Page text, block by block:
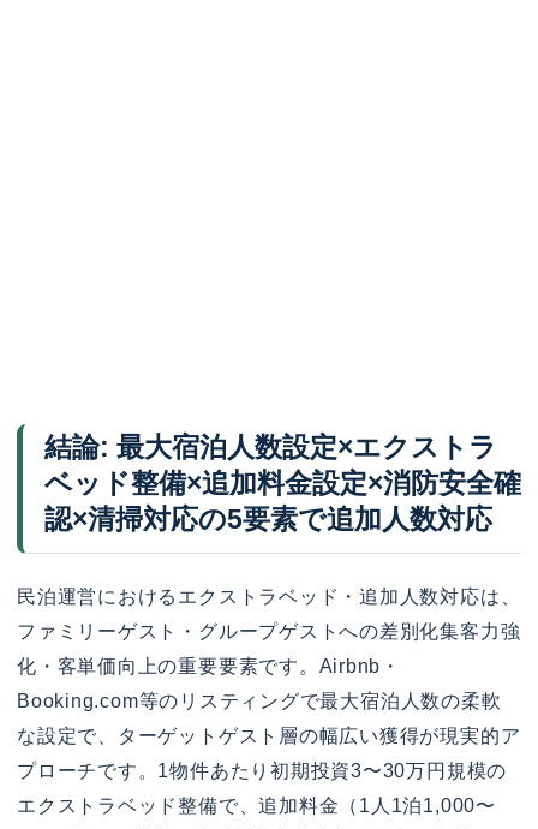
結論: 最大宿泊人数設定×エクストラ
ベッド整備×追加料金設定×消防安全確
認×清掃対応の5要素で追加人数対応
民泊運営におけるエクストラベッド・追加人数対応は、
ファミリーゲスト・グループゲストへの差別化集客力強
化・客単価向上の重要要素です。Airbnb・
Booking.com等のリスティングで最大宿泊人数の柔軟
な設定で、ターゲットゲスト層の幅広い獲得が現実的ア
プローチです。1物件あたり初期投資3〜30万円規模の
エクストラベッド整備で、追加料金（1人1泊1,000〜